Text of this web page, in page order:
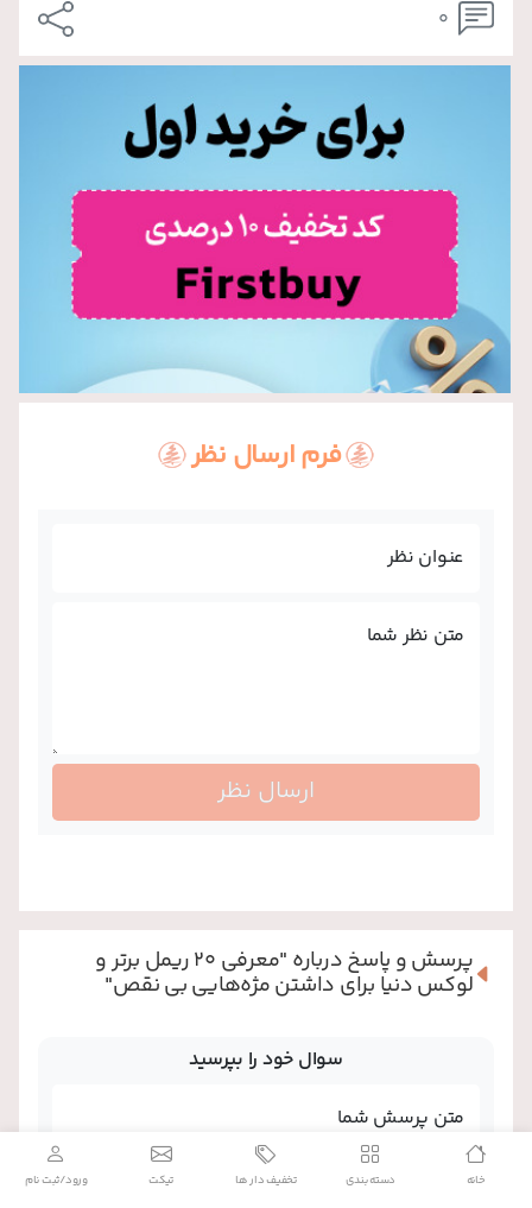
خانه دسته بندی تخفیف دار ها تیکت ورود/ثبت نام
0
فرم ارسال نظر
عنوان نظر
متن نظر شما
ارسال نظر
پرسش و پاسخ درباره "معرفی 20 ریمل برتر و
لوکس دنیا برای داشتن مژه‌هایی بی‌ نقص"
سوال خود را بپرسید
متن پرسش شما